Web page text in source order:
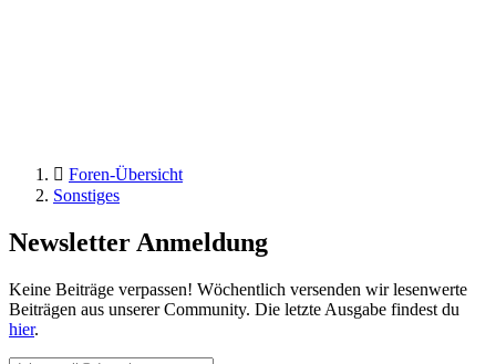
Foren-Übersicht
Sonstiges
Newsletter Anmeldung
Keine Beiträge verpassen! Wöchentlich versenden wir lesenwerte
Beiträgen aus unserer Community. Die letzte Ausgabe findest du
hier.